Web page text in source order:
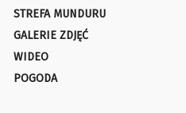
STREFA MUNDURU
GALERIE ZDJĘĆ
WIDEO
POGODA